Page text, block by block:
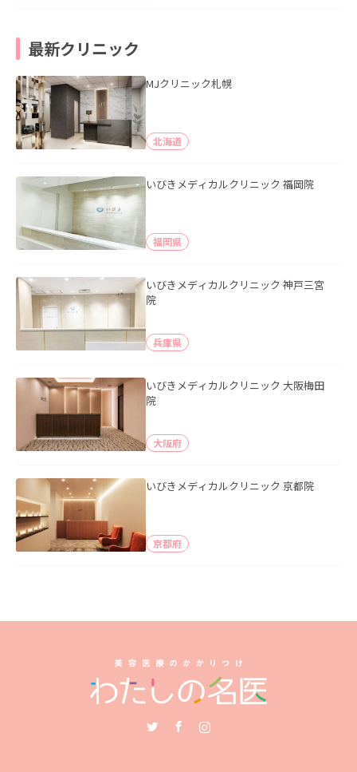
最新クリニック
MJクリニック札幌
北海道
いびきメディカルクリニック 福岡院
福岡県
いびきメディカルクリニック 神戸三宮
院
兵庫県
いびきメディカルクリニック 大阪梅田
院
大阪府
いびきメディカルクリニック 京都院
京都府